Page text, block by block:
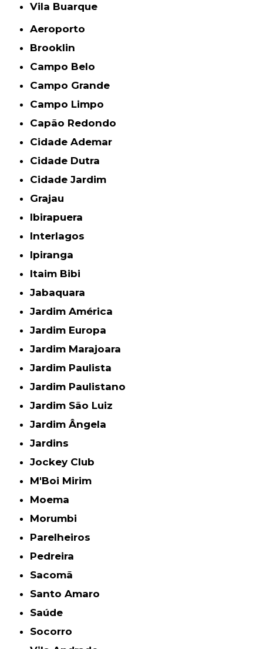
Vila Buarque
Aeroporto
Brooklin
Campo Belo
Campo Grande
Campo Limpo
Capão Redondo
Cidade Ademar
Cidade Dutra
Cidade Jardim
Grajau
Ibirapuera
Interlagos
Ipiranga
Itaim Bibi
Jabaquara
Jardim América
Jardim Europa
Jardim Marajoara
Jardim Paulista
Jardim Paulistano
Jardim São Luiz
Jardim Ângela
Jardins
Jockey Club
M'Boi Mirim
Moema
Morumbi
Parelheiros
Pedreira
Sacomã
Santo Amaro
Saúde
Socorro